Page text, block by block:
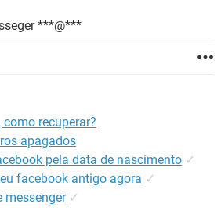
GMAIL
***@***
como recuperar?
apagados
pela data de nascimento ✓
facebook antigo agora ✓
messenger ✓